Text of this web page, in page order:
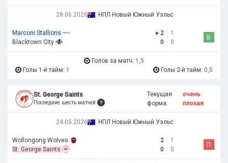
28.06.2026 НПЛ Новый Южный Уэльс
Marconi Stallions
Blacktown City
▸ 2
0
1
0
В
Голов за матч: 1,5
Голы 1-й тайм: 1 Голы 2-й тайм: 0,5
St. George Saints
Последние шесть матчей
Текущая
форма:
очень
плохая
24.05.2026 НПЛ Новый Южный Уэльс
Wollongong Wolves
St. George Saints
2
0
1
0
П